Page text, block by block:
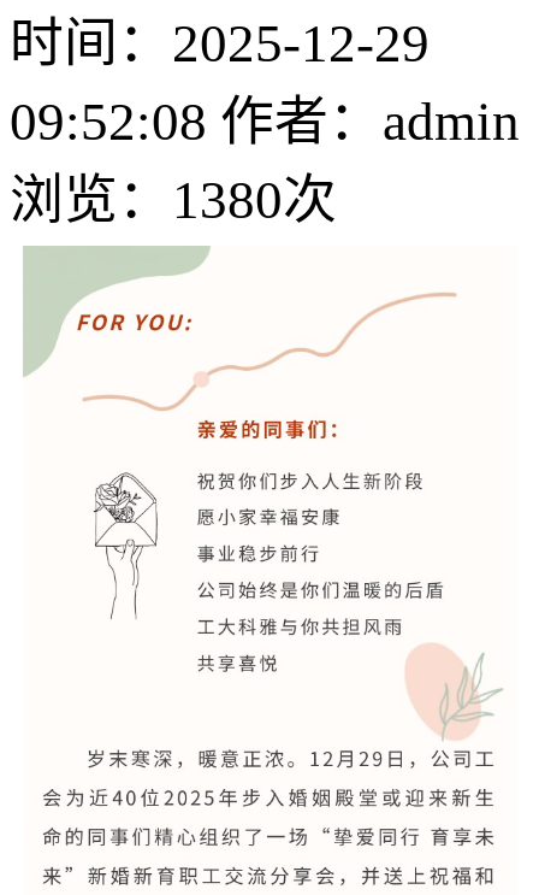
时间：2025-12-29
09:52:08 作者：admin
浏览： 1380次